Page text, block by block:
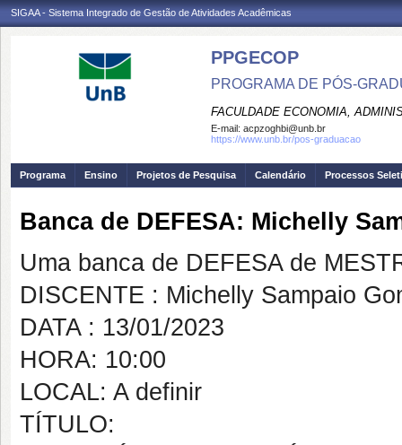
SIGAA - Sistema Integrado de Gestão de Atividades Acadêmicas
PPGECOP
PROGRAMA DE PÓS-
FACULDADE ECONOMIA,
E-mail: acpzoghbi@unb.br
https://www.unb.br/pos-graduacao
Programa Ensino Projetos de Pesquisa Calendário Processos
Banca de DEFESA: Michelly
Uma banca de DEFESA de
DISCENTE : Michelly Sampaio
DATA : 13/01/2023
HORA: 10:00
LOCAL: A definir
TÍTULO: